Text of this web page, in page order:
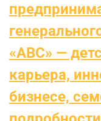
«ABC» —
карьера,
бизнесе,